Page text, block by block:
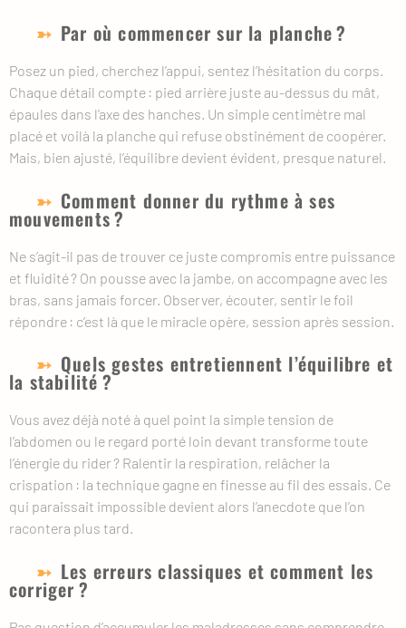
Par où commencer sur la planche ?
Posez un pied, cherchez l’appui, sentez l’hésitation du corps.
Chaque détail compte : pied arrière juste au-dessus du mât,
épaules dans l’axe des hanches. Un simple centimètre mal
placé et voilà la planche qui refuse obstinément de coopérer.
Mais, bien ajusté, l’équilibre devient évident, presque naturel.
Comment donner du rythme à ses
mouvements ?
Ne s’agit-il pas de trouver ce juste compromis entre puissance
et fluidité ? On pousse avec la jambe, on accompagne avec les
bras, sans jamais forcer. Observer, écouter, sentir le foil
répondre : c’est là que le miracle opère, session après session.
Quels gestes entretiennent l’équilibre et
la stabilité ?
Vous avez déjà noté à quel point la simple tension de
l’abdomen ou le regard porté loin devant transforme toute
l’énergie du rider ? Ralentir la respiration, relâcher la
crispation : la technique gagne en finesse au fil des essais. Ce
qui paraissait impossible devient alors l’anecdote que l’on
racontera plus tard.
Les erreurs classiques et comment les
corriger ?